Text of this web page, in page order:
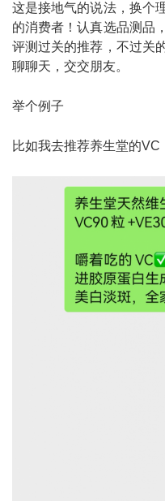
这是接地气的说法，换个
的消费者！认真选品测品
评测过关的推荐，不过关
聊聊天，交交朋友。
举个例子
比如我去推荐养生堂的VC